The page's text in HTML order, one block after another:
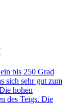
bis 250 Grad
sich sehr gut zum
hohen
des Teigs. Die